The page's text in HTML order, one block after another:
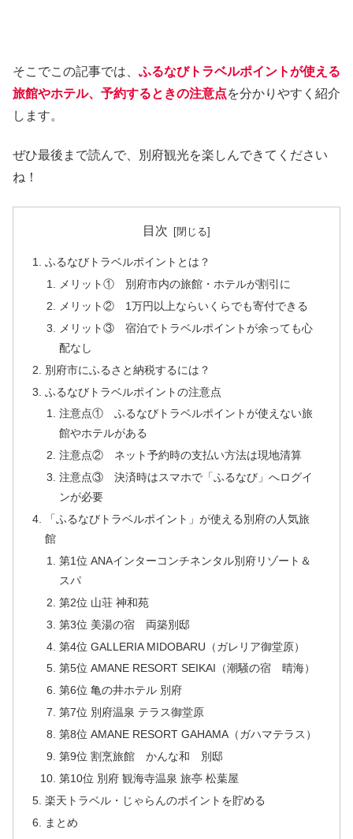
そこでこの記事では、 ふるなびトラベルポイントが使える
旅館やホテル、予約するときの注意点を分かりやすく紹介
します。
ぜひ最後まで読んで、別府観光を楽しんできてください
ね！
目次
ふるなびトラベルポイントとは？
メリット① 別府市内の旅館・ホテルが割引に
メリット② 1万円以上ならいくらでも寄付できる
メリット③ 宿泊でトラベルポイントが余っても心
配なし
別府市にふるさと納税するには？
ふるなびトラベルポイントの注意点
注意点① ふるなびトラベルポイントが使えない旅
館やホテルがある
注意点② ネット予約時の支払い方法は現地清算
注意点③ 決済時はスマホで「ふるなび」へログイ
ンが必要
「ふるなびトラベルポイント」が使える別府の人気旅
館
第1位 ANAインターコンチネンタル別府リゾート＆
スパ
第2位 山荘 神和苑
第3位 美湯の宿 両築別邸
第4位 GALLERIA MIDOBARU（ガレリア御堂原）
第5位 AMANE RESORT SEIKAI（潮騒の宿 晴海）
第6位 亀の井ホテル 別府
第7位 別府温泉 テラス御堂原
第8位 AMANE RESORT GAHAMA（ガハマテラス）
第9位 割烹旅館 かんな和 別邸
第10位 別府 観海寺温泉 旅亭 松葉屋
楽天トラベル・じゃらんのポイントを貯める
まとめ